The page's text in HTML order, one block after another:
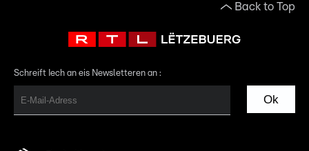
Back to Top
Schreift Iech an eis Newsletteren an :
Ok